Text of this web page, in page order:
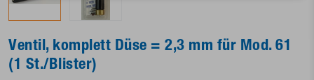
Ventil, komplett Düse = 2,3 mm für Mod. 61
(1 St./Blister)